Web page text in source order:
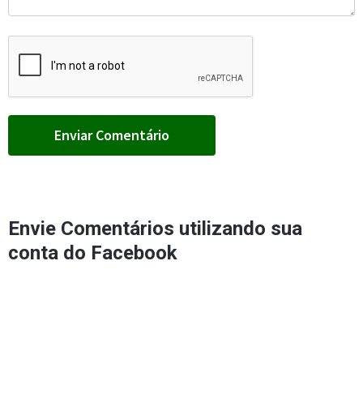
Envie Comentários utilizando sua
conta do Facebook